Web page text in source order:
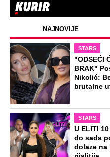
NAJNOVIJE
STARS
"ODSEĆI
BRAK"
Nikolić:
brutalne
STARS
U ELITI
do sada
dolaze na